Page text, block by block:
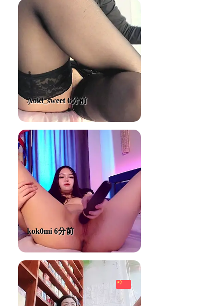
Aoki_sweet 6分前
kok0mi 6分前